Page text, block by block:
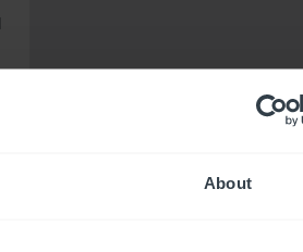
About